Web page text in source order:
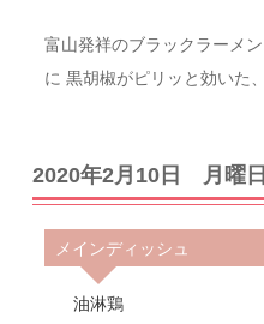
富山発祥のブラックラーメ
に 黒胡椒がピリッと効いた
2020年2月10日 月曜日
メインディッシュ
油淋鶏